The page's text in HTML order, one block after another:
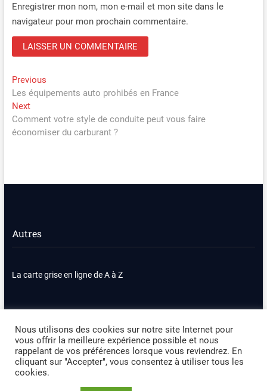
Enregistrer mon nom, mon e-mail et mon site dans le
navigateur pour mon prochain commentaire.
Navigation
de
l’article
PreviousPrevious
post:
Les équipements auto prohibés en France
NextNext
post:
Comment votre style de conduite peut vous faire
économiser du carburant ?
Autres
La carte grise en ligne de A à Z
Nous contacter
Plan du site
Politique de confidentialité
Mentions légales
Occasion Automobile
Copyright All right reserved
Nous utilisons des cookies sur notre site Internet pour
vous offrir la meilleure expérience possible et nous
rappelant de vos préférences lorsque vous reviendrez. En
cliquant sur "Accepter", vous consentez à utiliser tous les
cookies.